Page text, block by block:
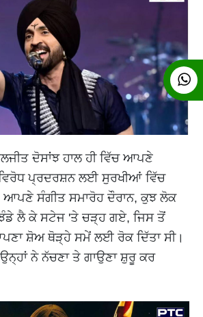
ਦੋਸਾਂਝ ਹਾਲ ਹੀ ਵਿੱਚ ਆਪਣੇ
ਪ੍ਰਦਰਸ਼ਨ ਲਈ ਸੁਰਖੀਆਂ ਵਿੱਚ
ਸੰਗੀਤ ਸਮਾਰੋਹ ਦੌਰਾਨ, ਕੁਝ ਲੋਕ
ਲੈ ਕੇ ਸਟੇਜ 'ਤੇ ਚੜ੍ਹ ਗਏ, ਜਿਸ ਤੋਂ
ਸ਼ੋਅ ਥੋੜ੍ਹੇ ਸਮੇਂ ਲਈ ਰੋਕ ਦਿੱਤਾ ਸੀ।
ਨੇ ਨੱਚਣਾ ਤੇ ਗਾਉਣਾ ਸ਼ੁਰੂ ਕਰ